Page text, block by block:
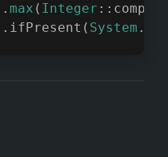
max ( Integer
System